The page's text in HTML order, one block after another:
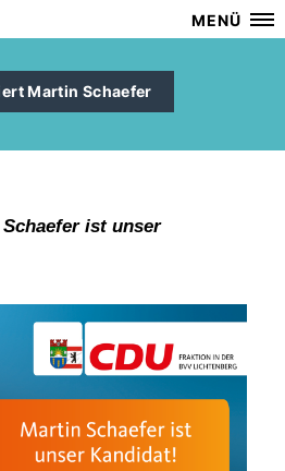
MENÜ
Martin Schaefer
ist unser